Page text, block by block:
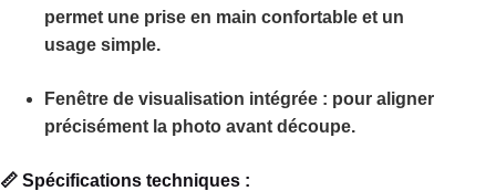
permet une prise en main confortable et un
usage simple.
Fenêtre de visualisation intégrée : pour aligner
précisément la photo avant découpe.
📏 Spécifications techniques :